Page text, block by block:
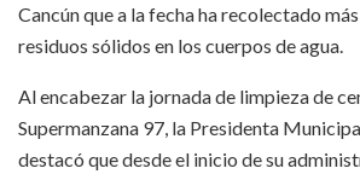
Cancún que a la fecha ha recolectado
residuos sólidos en los cuerpos de agua.
Al encabezar la jornada de limpieza de
Supermanzana 97, la Presidenta
destacó que desde el inicio de su